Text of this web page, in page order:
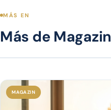
MÁS EN
Más de Magazin
MAGAZIN